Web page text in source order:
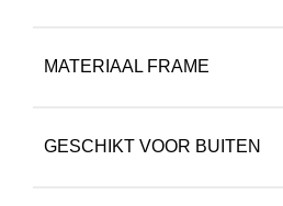
MATERIAAL FRAME
GESCHIKT VOOR BUITEN